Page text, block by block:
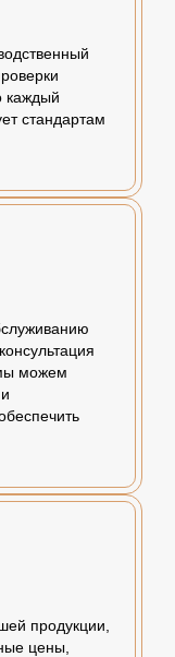
каждый
стандартам
можем
продукции,
цены,